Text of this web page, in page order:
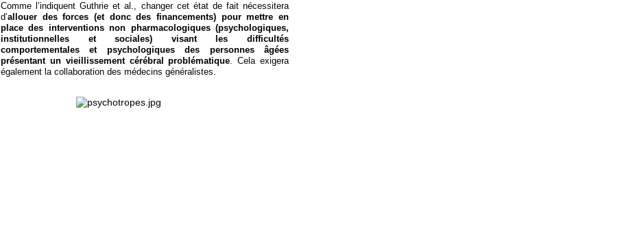
Comme l’indiquent Guthrie et al., changer cet état de fait nécessitera
d’allouer des forces (et donc des financements) pour mettre en
place des interventions non pharmacologiques (psychologiques,
institutionnelles et sociales) visant les difficultés
comportementales et psychologiques des personnes âgées
présentant un vieillissement cérébral problématique. Cela exigera
également la collaboration des médecins généralistes.